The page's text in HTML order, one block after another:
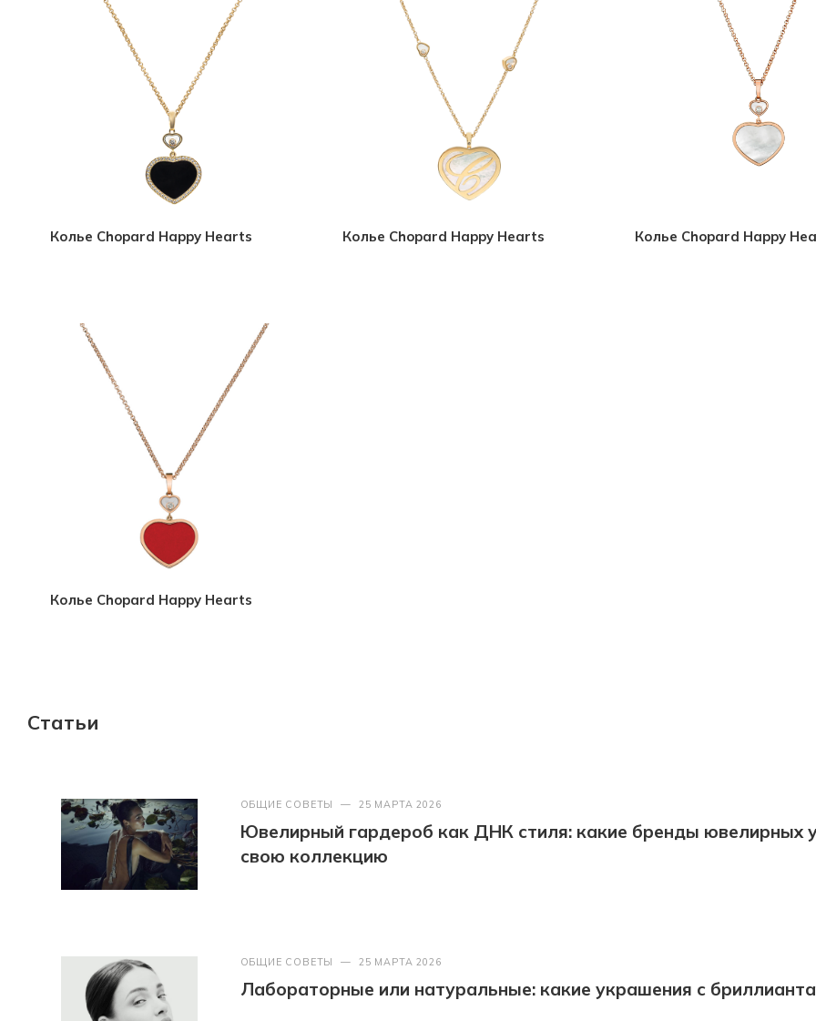
Колье Chopard Happy Hearts Колье Chopard Happy Hearts Колье Chopard Happy
Колье Chopard Happy Hearts
Статьи
ОБЩИЕ СОВЕТЫ — 25 МАРТА 2026
Ювелирный гардероб как ДНК стиля: какие бренды ювелирных
свою коллекцию
ОБЩИЕ СОВЕТЫ — 25 МАРТА 2026
Лабораторные или натуральные: какие украшения с